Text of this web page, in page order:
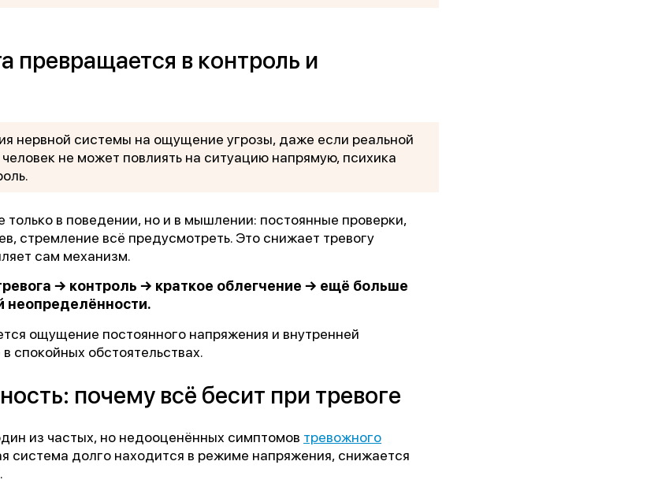
превращается в контроль и
нервной системы на ощущение угрозы, даже если реальной
не может повлиять на ситуацию напрямую, психика
только в поведении, но и в мышлении: постоянные проверки,
стремление всё предусмотреть. Это снижает тревогу
сам механизм.
→ контроль → краткое облегчение → ещё больше
неопределённости.
ощущение постоянного напряжения и внутренней
спокойных обстоятельствах.
почему всё бесит при тревоге
из частых, но недооценённых симптомов тревожного
система долго находится в режиме напряжения, снижается